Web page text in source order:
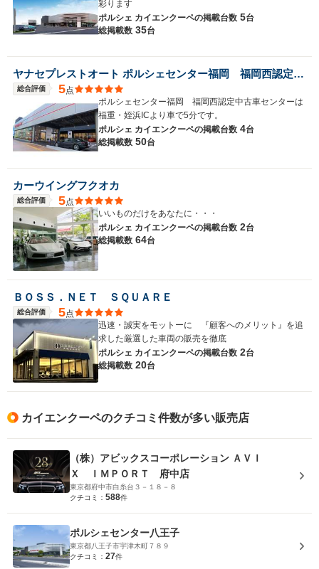
彩ります
ポルシェ カイエンクーペの掲載台数 5台
総掲載数 35台
ヤナセプレストオート ポルシェセンター福岡 福岡西認定中古車センター
総合評価 5点
ポルシェセンター福岡 福岡西認定中古車センターは
福重・姪浜ICより車で5分です。
ポルシェ カイエンクーペの掲載台数 4台
総掲載数 50台
カーウイングフクオカ
総合評価 5点
いいものだけをあなたに・・・
ポルシェ カイエンクーペの掲載台数 2台
総掲載数 64台
ＢＯＳＳ．ＮＥＴ ＳＱＵＡＲＥ
総合評価 5点
迅速・誠実をモットーに 『顧客へのメリット』を追
求した厳選した車両の販売を徹底
ポルシェ カイエンクーペの掲載台数 2台
総掲載数 20台
カイエンクーペのクチコミ件数が多い販売店
（株）アビックスコーポレーション ＡＶＩ
Ｘ ＩＭＰＯＲＴ 府中店
東京都府中市白糸台３－１８－８
クチコミ： 588件
ポルシェセンター八王子
東京都八王子市宇津木町７８９
クチコミ： 27件